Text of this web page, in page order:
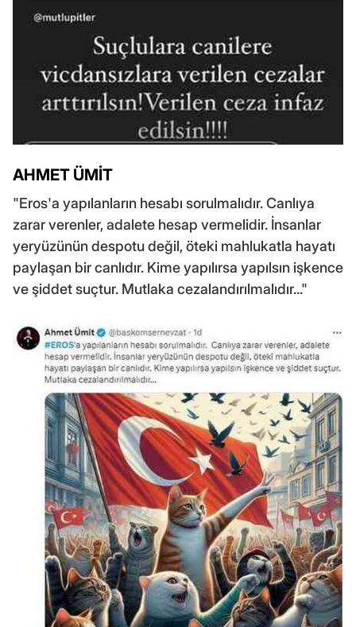
AHMET ÜMİT
"Eros'a yapılanların hesabı sorulmalıdır. Canlıya
zarar verenler, adalete hesap vermelidir. İnsanlar
yeryüzünün despotu değil, öteki mahlukatla hayatı
paylaşan bir canlıdır. Kime yapılırsa yapılsın işkence
ve şiddet suçtur. Mutlaka cezalandırılmalıdır..."